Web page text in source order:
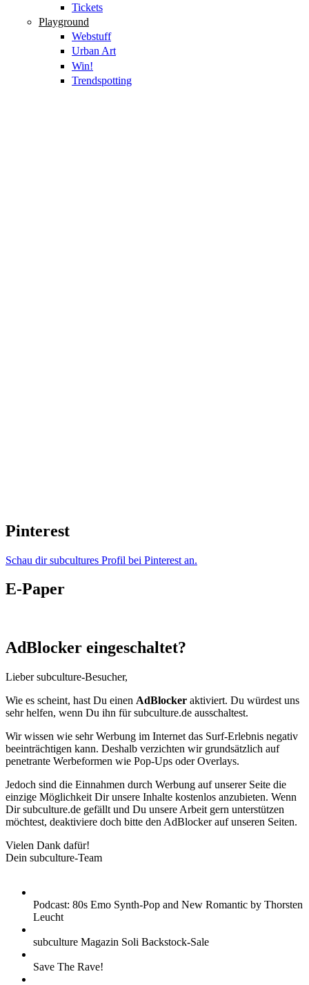
Tickets
Playground
Webstuff
Urban Art
Win!
Trendspotting
Pinterest
Schau dir subcultures Profil bei Pinterest an.
E-Paper
AdBlocker eingeschaltet?
Lieber subculture-Besucher,
Wie es scheint, hast Du einen AdBlocker aktiviert. Du würdest uns
sehr helfen, wenn Du ihn für subculture.de ausschaltest.
Wir wissen wie sehr Werbung im Internet das Surf-Erlebnis negativ
beeinträchtigen kann. Deshalb verzichten wir grundsätzlich auf
penetrante Werbeformen wie Pop-Ups oder Overlays.
Jedoch sind die Einnahmen durch Werbung auf unserer Seite die
einzige Möglichkeit Dir unsere Inhalte kostenlos anzubieten. Wenn
Dir subculture.de gefällt und Du unsere Arbeit gern unterstützen
möchtest, deaktiviere doch bitte den AdBlocker auf unseren Seiten.
Vielen Dank dafür!
Dein subculture-Team
Podcast: 80s Emo Synth-Pop and New Romantic by Thorsten
Leucht
subculture Magazin Soli Backstock-Sale
Save The Rave!